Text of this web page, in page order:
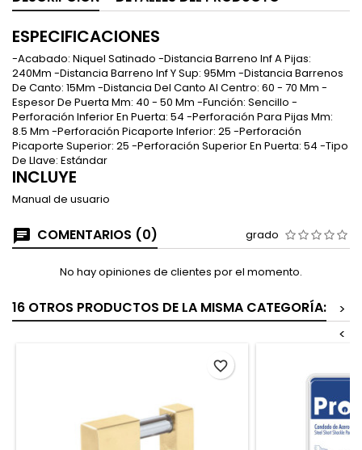
ESPECIFICACIONES
-Acabado: Niquel Satinado -Distancia Barreno Inf A Pijas:
240Mm -Distancia Barreno Inf Y Sup: 95Mm -Distancia Barrenos
De Canto: 15Mm -Distancia Del Canto Al Centro: 60 - 70 Mm -
Espesor De Puerta Mm: 40 - 50 Mm -Función: Sencillo -
Perforación Inferior En Puerta: 54 -Perforación Para Pijas Mm:
8.5 Mm -Perforación Picaporte Inferior: 25 -Perforación
Picaporte Superior: 25 -Perforación Superior En Puerta: 54 -Tipo
De Llave: Estándar
INCLUYE
Manual de usuario
COMENTARIOS (0) grado
No hay opiniones de clientes por el momento.
16 OTROS PRODUCTOS DE LA MISMA CATEGORÍA:
>
<
favorite_border